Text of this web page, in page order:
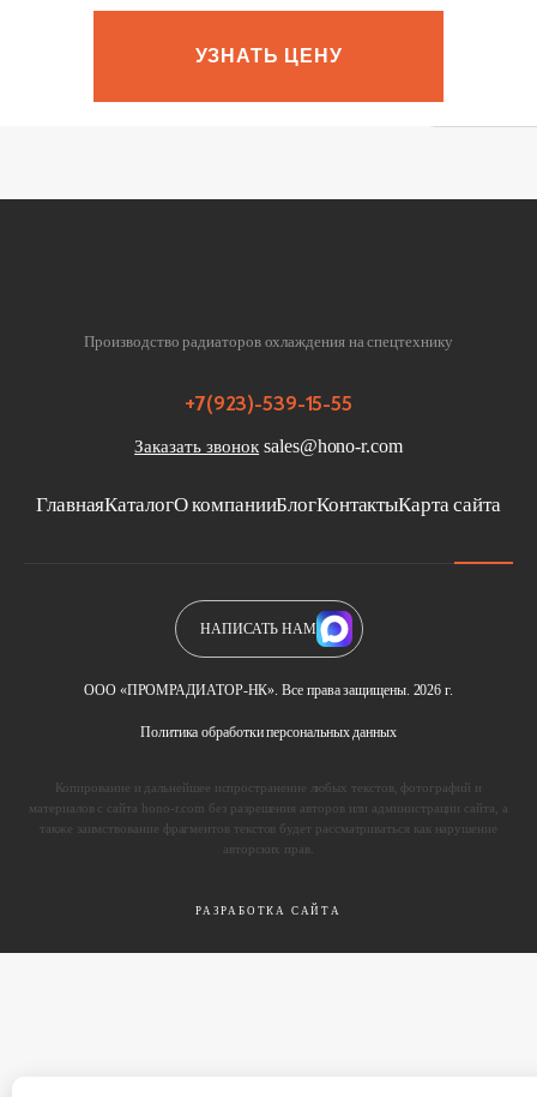
УЗНАТЬ ЦЕНУ
Производство радиаторов охлаждения на спецтехнику
ГлавнаяКаталогО компанииБлогКонтактыКарта сайта
+7(923)-539-15-55
Заказать звонок sales@hono-r.com
ООО «ПРОМРАДИАТОР-НК». Все права защищены. 2026 г.
Политика обработки персональных данных
НАПИСАТЬ НАМ
Копирование и дальнейшее испространение любых текстов, фотографий и
материалов с сайта hono-r.com без разрешения авторов или администрации сайта, а
также заимствование фрагментов текстов будет рассматриваться как нарушение
авторских прав.
РАЗРАБОТКА САЙТА